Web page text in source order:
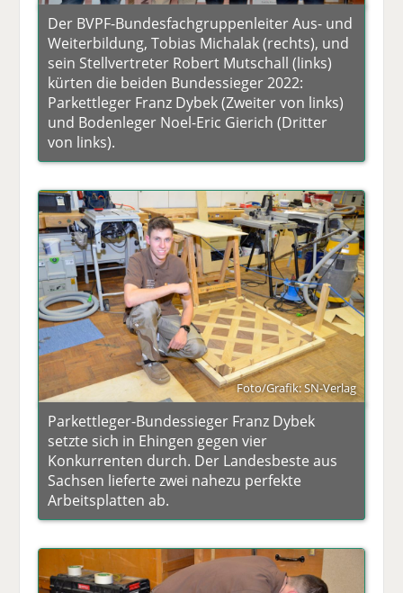
Der BVPF-Bundesfachgruppenleiter Aus- und
Weiterbildung, Tobias Michalak (rechts), und
sein Stellvertreter Robert Mutschall (links)
kürten die beiden Bundessieger 2022:
Parkettleger Franz Dybek (Zweiter von links)
und Bodenleger Noel-Eric Gierich (Dritter
von links).
Foto/Grafik: SN-Verlag
Parkettleger-Bundessieger Franz Dybek
setzte sich in Ehingen gegen vier
Konkurrenten durch. Der Landesbeste aus
Sachsen lieferte zwei nahezu perfekte
Arbeitsplatten ab.